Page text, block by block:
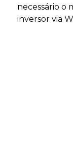
necessário o
inversor via